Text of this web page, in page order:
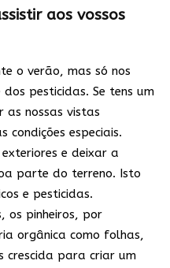
aos vossos
o verão, mas só nos
pesticidas. Se tens um
as nossas vistas
especiais.
e deixar a
parte do terreno. Isto
e pesticidas.
os pinheiros, por
orgânica como folhas,
crescida para criar um